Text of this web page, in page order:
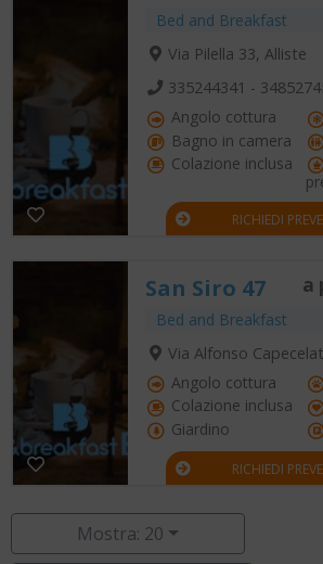
Bed and Breakfast
Via Pilella 33, Alliste
335244341 -
Angolo cottura
Bagno in camera
Colazione inclusa
RICHIEDI
San Siro 47
Bed and Breakfast
a
Via Alfonso
Angolo cottura
Colazione inclusa
Giardino
RICHIEDI
Mostra: 20